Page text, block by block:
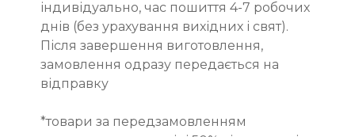
індивідуально, час пошиття 4-7 робочих
днів (без урахування вихідних і свят).
Після завершення виготовлення,
замовлення одразу передається на
відправку
*товари за передзамовленням